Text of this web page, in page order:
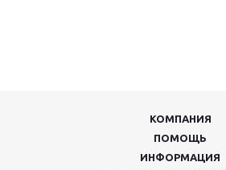
КОМПАНИЯ
ПОМОЩЬ
ИНФОРМАЦИЯ